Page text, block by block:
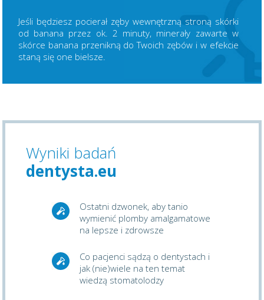
Jeśli będziesz pocierał zęby wewnętrzną stroną skórki
od banana przez ok. 2 minuty, minerały zawarte w
skórce banana przenikną do Twoich zębów i w efekcie
staną się one bielsze.
Wyniki badań
dentysta.eu
Ostatni dzwonek, aby tanio
wymienić plomby amalgamatowe
na lepsze i zdrowsze
Co pacjenci sądzą o dentystach i
jak (nie)wiele na ten temat
wiedzą stomatolodzy